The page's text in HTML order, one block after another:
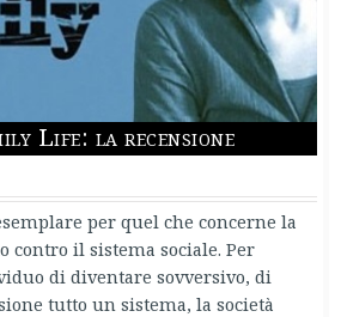
Life: la recensione
per quel che concerne la
il sistema sociale. Per
di diventare sovversivo, di
tutto un sistema, la società